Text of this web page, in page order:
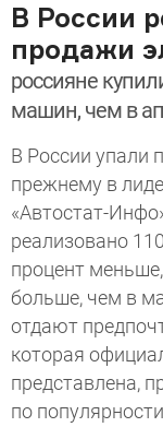
В России
продажи
россияне
машин, чем в
В России упали
прежнему в
«Автостат-
реализовано
процент
больше, чем в
отдают
которая
представлена,
по